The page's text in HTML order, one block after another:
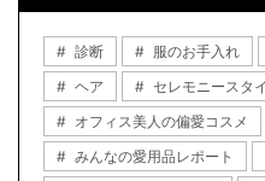
診断 服のお手入れ
ヘア
セレモニースタ
オフィス美人の偏愛コスメ
みんなの愛用品レポート